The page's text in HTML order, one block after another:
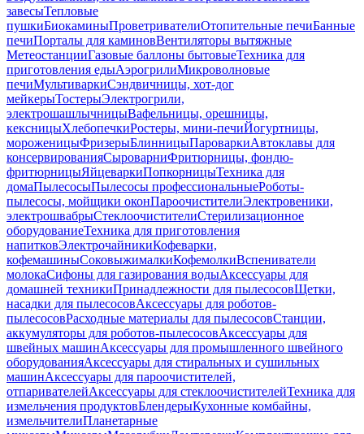
завесыТепловые
пушкиБиокаминыПроветривателиОтопительные печиБанные
печиПорталы для каминовВентиляторы вытяжные
МетеостанцииГазовые баллоны бытовыеТехника для
приготовления едыАэрогрилиМикроволновые
печиМультиваркиСэндвичницы, хот-дог
мейкерыТостерыЭлектрогрили,
электрошашлычницыВафельницы, орешницы,
кексницыХлебопечкиРостеры, мини-печиЙогуртницы,
мороженицыФризерыБлинницыПароваркиАвтоклавы для
консервированияСыроварниФритюрницы, фондю-
фритюрницыЯйцеваркиПопкорницыТехника для
домаПылесосыПылесосы профессиональныеРоботы-
пылесосы, мойщики оконПароочистителиЭлектровеники,
электрошвабрыСтеклоочистителиСтерилизационное
оборудованиеТехника для приготовления
напитковЭлектрочайникиКофеварки,
кофемашиныСоковыжималкиКофемолкиВспениватели
молокаСифоны для газирования водыАксессуары для
домашней техникиПринадлежности для пылесосовЩетки,
насадки для пылесосовАксессуары для роботов-
пылесосовРасходные материалы для пылесосовСтанции,
аккумуляторы для роботов-пылесосовАксессуары для
швейных машинАксессуары для промышленного швейного
оборудованияАксессуары для стиральных и сушильных
машинАксессуары для пароочистителей,
отпаривателейАксессуары для стеклоочистителейТехника для
измельчения продуктовБлендерыКухонные комбайны,
измельчителиПланетарные